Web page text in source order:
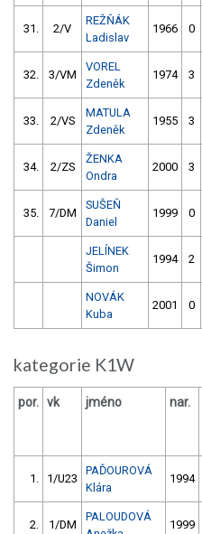
31. 2/V
REŽŇÁK
Ladislav
1966 0
32. 3/VM
VOREL
Zdeněk
1974 3
33. 2/VS
MATULA
Zdeněk
1955 3
34. 2/ZS
ŽENKA
Ondra
2000 3
35. 7/DM
SUŠEŇ
Daniel
1999 0
JELÍNEK
Šimon
1994 2
NOVÁK
Kuba
2001 0
kategorie K1W
por. vk jméno nar.
1. 1/U23
PAĎOUROVÁ
Klára
1994
2. 1/DM
PALOUDOVÁ
1999